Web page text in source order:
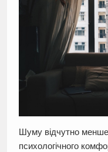
Шуму відчутно
психологічного